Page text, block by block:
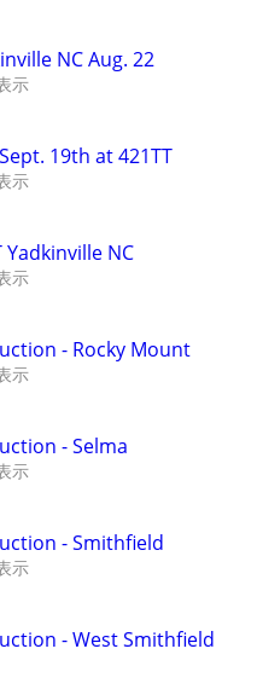
NC Aug. 22
示
19th at 421TT
示
Yadkinville NC
示
- Rocky Mount
示
- Selma
示
- Smithfield
示
- West Smithfield